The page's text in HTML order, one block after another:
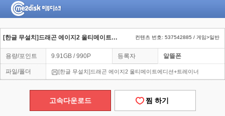
[한글 무설치]드래곤 에이지2 울티메이트에디션트레이너 컨텐츠 번호: 537542885 / 게임>일반
용량/포인트 9.91GB / 990P 등록자 알뜰폰
파일/폴더 [한글 무설치]드래곤 에이지2 울티메이트에디션+트레이너
고속다운로드 찜 하기